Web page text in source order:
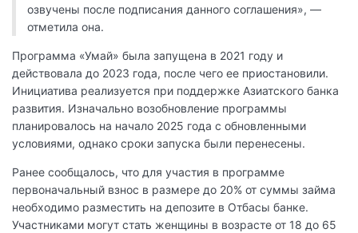
озвучены после подписания данного соглашения», —
отметила она.
Программа «Умай» была запущена в 2021 году и
действовала до 2023 года, после чего ее приостановили.
Инициатива реализуется при поддержке Азиатского банка
развития. Изначально возобновление программы
планировалось на начало 2025 года с обновленными
условиями, однако сроки запуска были перенесены.
Ранее сообщалось, что для участия в программе
первоначальный взнос в размере до 20% от суммы займа
необходимо разместить на депозите в Отбасы банке.
Участниками могут стать женщины в возрасте от 18 до 65